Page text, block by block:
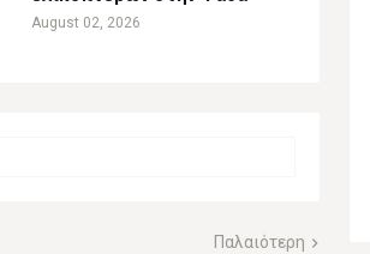
August 02, 2026
Παλαιότερη